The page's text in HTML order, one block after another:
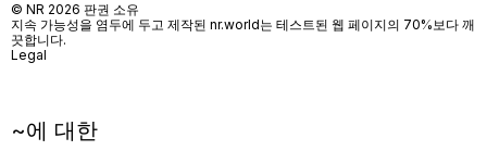
~에 대한
© NR 2026 판권 소유
지속 가능성을 염두에 두고 제작된 nr.world는 테스트된 웹 페이지의 70%보다 깨
끗합니다.
Legal